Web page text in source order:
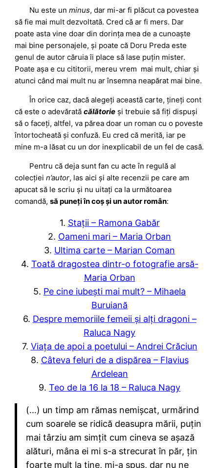
Nu este unminus, dar mi-ar fi plăcut ca povestea
să fie mai mult dezvoltată. Cred că ar fi mers. Dar
poate asta vine doar din dorința mea de a cunoaște
mai bine personajele, și poate că Doru Preda este
genul de autor căruia îi place să lase puțin mister.
Poate așa e cu cititorii, mereu vrem mai mult, chiar și
atunci când mai mult nu ar însemna neapărat mai bine.
În orice caz, dacă alegeți această carte, țineți cont
că este o adevăratăcălătorie și trebuie să fiți dispuși
să o faceți, altfel, va părea doar un roman cu o poveste
întortocheată și confuză. Eu cred că merită, iar pe
mine m-a lăsat cu un dor inexplicabil de un fel de casă.
Pentru că deja sunt fan cu acte în regulă al
colecțiein’autor, las aici și alte recenzii pe care am
apucat să le scriu și nu uitați ca la următoarea
comandă,să puneți în coș și un autor român:
1. Stații – Ramona Gabăr
2. Oameni mari – Maria Orban
3. Ultima carte – Marian Coman
4. Toată dragostea dintr-o fotografie arsă-
Maria Orban
5. Pe cine iubești mai mult? – Mihaela
Buruiană
6. Despre memoriile femeii și alți dragoni –
Raluca Nagy
7. Viața de apoi a poetului – Andrei Crăciun
8. Câteva feluri de a dispărea – Flavius
Ardelean
9. Teo de la 16 la 18 – Raluca Nagy
(…) un timp am rămas nemișcat, urmărind
cum soarele se ridică deasupra mării, puțin
mai târziu am simțit cum cineva se așază
alături, mâna ei mi s-a strecurat în păr, țin
foarte mult la tine, mi-a spus, dar nu ne